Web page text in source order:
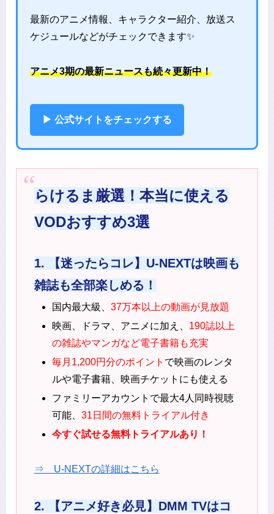
最新のアニメ情報、キャラクター紹介、放送ス
ケジュールなどがチェックできます✨
アニメ3期の最新ニュースも続々更新中！
▶ 公式サイトをチェックする
らけるま厳選！本当に使える
VODおすすめ3選
1. 【迷ったらコレ】U-NEXTは映画も
雑誌も全部楽しめる！
国内最大級、 37万本以上の動画が見放題
映画、ドラマ、アニメに加え、 190誌以上
の雑誌やマンガなど電子書籍も充実
毎月1,200円分のポイント で映画のレンタ
ルや電子書籍、映画チケットにも使える
ファミリーアカウントで最大4人同時視聴
可能、 31日間の無料トライアル付き
今すぐ試せる無料トライアルあり！
⇒ U-NEXTの詳細はこちら
2. 【アニメ好き必見】DMM TVはコ